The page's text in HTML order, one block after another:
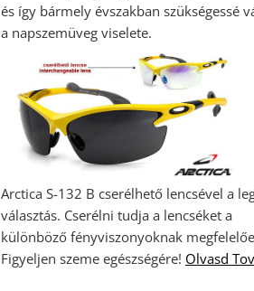
és így bármely évszakban szükségessé
a napszemüveg viselete.
Arctica S-132 B cserélhető lencsével a
választás. Cserélni tudja a lencséket a
különböző fényviszonyoknak
Figyeljen szeme egészségére! Olvasd